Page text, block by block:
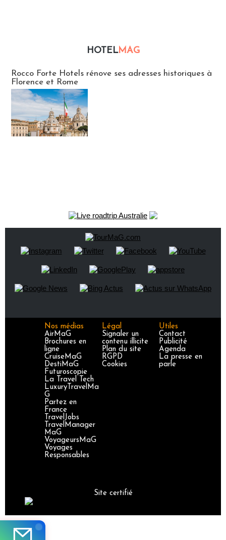
HOTELMAG
Rocco Forte Hotels rénove ses adresses historiques à
Florence et Rome
Nos médias
AirMaG
Brochures en
ligne
CruiseMaG
DestiMaG
Futuroscopie
La Travel Tech
LuxuryTravelMa
G
Partez en
France
TravelJobs
TravelManager
MaG
VoyageursMaG
Voyages
Responsables
Légal
Signaler un
contenu illicite
Plan du site
RGPD
Cookies
Utiles
Contact
Publicité
Agenda
La presse en
parle
Site certifié